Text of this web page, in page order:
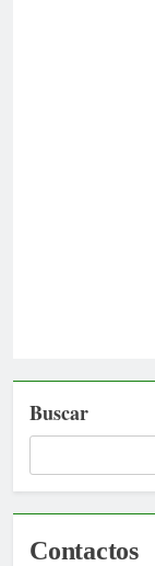
Buscar
Contactos